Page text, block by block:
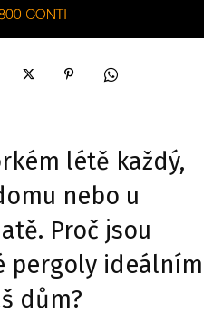
létě každý,
nebo u
Proč jsou
pergoly ideálním
dům?